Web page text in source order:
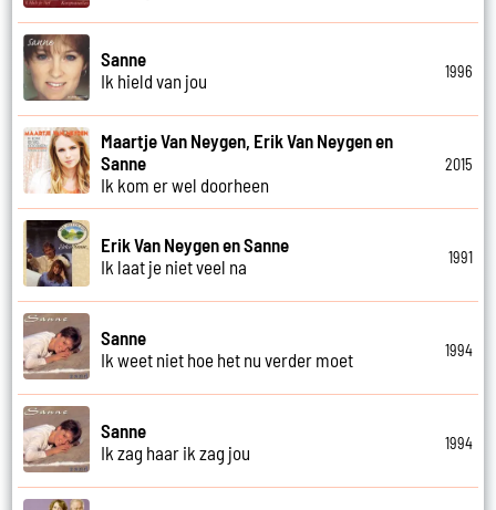
Sanne
Ik hield van jou
1996
Maartje Van Neygen, Erik Van Neygen en
Sanne
Ik kom er wel doorheen
2015
Erik Van Neygen en Sanne
Ik laat je niet veel na
1991
Sanne
Ik weet niet hoe het nu verder moet
1994
Sanne
Ik zag haar ik zag jou
1994